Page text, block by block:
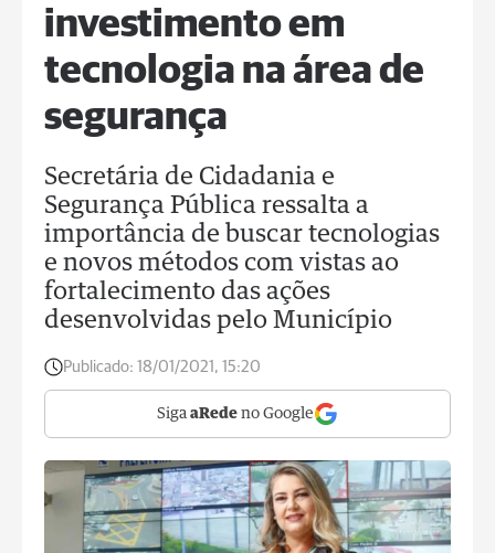
investimento em
tecnologia na área de
segurança
Secretária de Cidadania e
Segurança Pública ressalta a
importância de buscar tecnologias
e novos métodos com vistas ao
fortalecimento das ações
desenvolvidas pelo Município
Publicado: 18/01/2021, 15:20
Siga aRede no Google